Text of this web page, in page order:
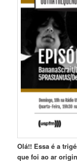
Olá!! Essa é a
que foi ao ar